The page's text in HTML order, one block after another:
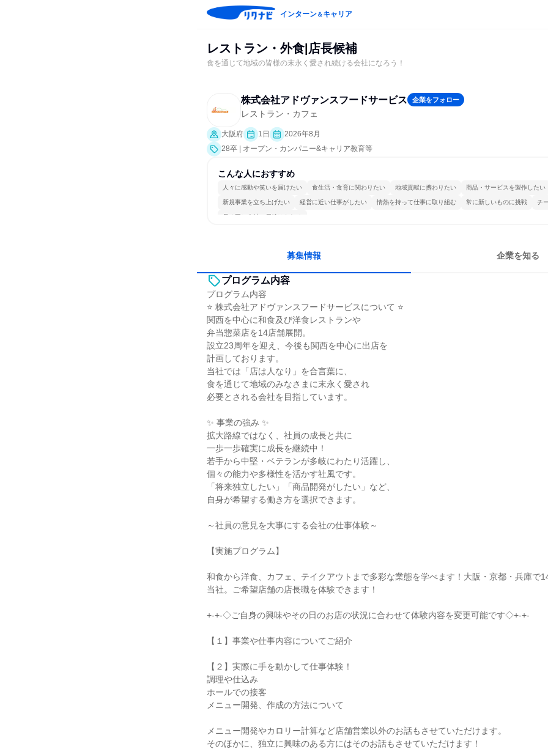
インターン＆キャリア
レストラン・外食|店長候補
食を通じて地域の皆様の末永く愛され続ける会社になろう！
株式会社アドヴァンスフードサービス 企業をフォロー
レストラン・カフェ
大阪府 1日
2026年8月
28卒 | オープン・カンパニー&キャリア教育等
こんな人におすすめ
人々に感動や笑いを届けたい 食生活・食育に関わりたい 地域貢献に携わりたい 商品・サービスを製作したい
新規事業を立ち上げたい 経営に近い仕事がしたい 情熱を持って仕事に取り組む 常に新しいものに挑戦 チ
長く同じ会社に居続けられる
募集情報 企業を知る
プログラム内容
プログラム内容
⭐ 株式会社アドヴァンスフードサービスについて ⭐
関西を中心に和食及び洋食レストランや
弁当惣菜店を14店舗展開。
設立23周年を迎え、今後も関西を中心に出店を
計画しております。
当社では「店は人なり」を合言葉に、
食を通じて地域のみなさまに末永く愛され
必要とされる会社を目指しています。
✨ 事業の強み ✨
拡大路線ではなく、社員の成長と共に
一歩一歩確実に成長を継続中！
若手から中堅・ベテランが多岐にわたり活躍し、
個々の能力や多様性を活かす社風です。
「将来独立したい」「商品開発がしたい」など、
自身が希望する働き方を選択できます。
～社員の意見を大事にする会社の仕事体験～
【実施プログラム】
和食から洋食、カフェ、テイクアウトまで多彩な業態を学べます！大阪・京都・兵庫で
当社。ご希望店舗の店長職を体験できます！
+-+-◇ご自身の興味やその日のお店の状況に合わせて体験内容を変更可能です◇+-+-
【１】事業や仕事内容についてご紹介
【２】実際に手を動かして仕事体験！
調理や仕込み
ホールでの接客
メニュー開発、作成の方法について
メニュー開発やカロリー計算など店舗営業以外のお話もさせていただけます。
そのほかに、独立に興味のある方にはそのお話もさせていただけます！